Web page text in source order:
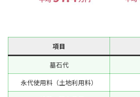
項目
墓石代
永代使用料（土地利用料）